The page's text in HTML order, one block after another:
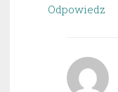
Odpowiedz